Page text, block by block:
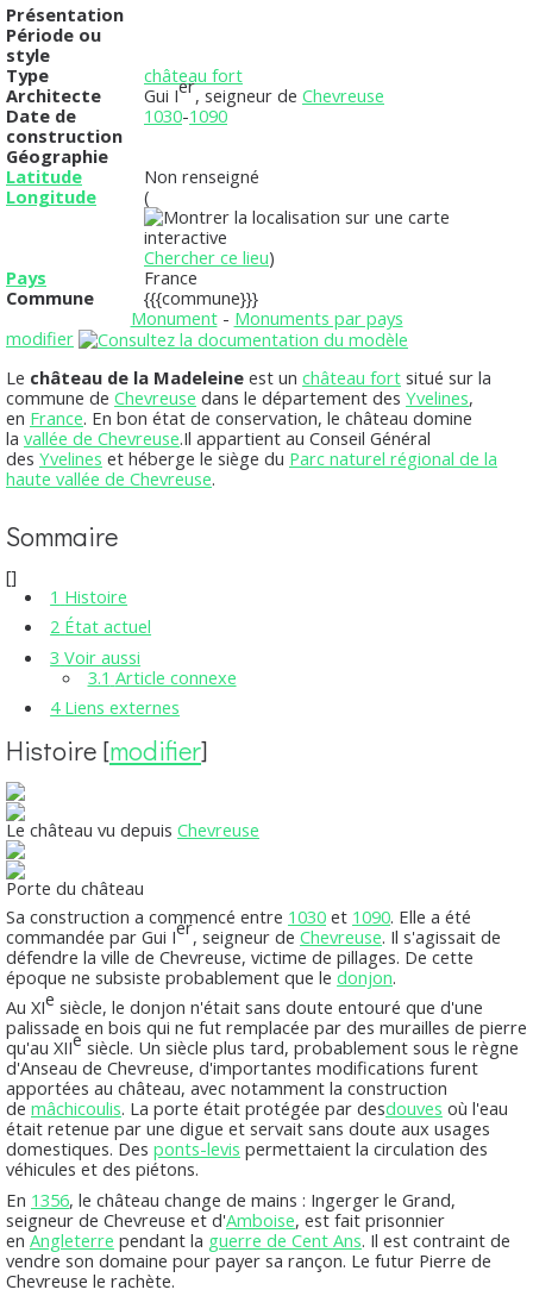
Présentation
Période ou
style
Type
château fort
Architecte
Gui Ier, seigneur de Chevreuse
Date de
construction
1030-1090
Géographie
Latitude
Longitude
Non renseigné
(
Chercher ce lieu)
Pays
France
Commune
{{{commune}}}
Monument- Monuments par pays
modifier
Le château de la Madeleine est un château fort situé sur la
commune de Chevreuse dans le département des Yvelines,
en France. En bon état de conservation, le château domine
la vallée de Chevreuse.Il appartient au Conseil Général
des Yvelines et héberge le siège du Parc naturel régional de la
haute vallée de Chevreuse.
Sommaire
[]
1 Histoire
2 État actuel
3 Voir aussi
3.1 Article connexe
4 Liens externes
Histoire [modifier]
Le château vu depuis Chevreuse
Porte du château
Sa construction a commencé entre 1030 et 1090. Elle a été
commandée par Gui Ier, seigneur de Chevreuse. Il s'agissait de
défendre la ville de Chevreuse, victime de pillages. De cette
époque ne subsiste probablement que le donjon.
Au XIe siècle, le donjon n'était sans doute entouré que d'une
palissade en bois qui ne fut remplacée par des murailles de pierre
qu'au XIIe siècle. Un siècle plus tard, probablement sous le règne
d'Anseau de Chevreuse, d'importantes modifications furent
apportées au château, avec notamment la construction
de mâchicoulis. La porte était protégée par desdouves où l'eau
était retenue par une digue et servait sans doute aux usages
domestiques. Des ponts-levis permettaient la circulation des
véhicules et des piétons.
En 1356, le château change de mains : Ingerger le Grand,
seigneur de Chevreuse et d'Amboise, est fait prisonnier
enAngleterre pendant la guerre de Cent Ans. Il est contraint de
vendre son domaine pour payer sa rançon. Le futur Pierre de
Chevreuse le rachète.